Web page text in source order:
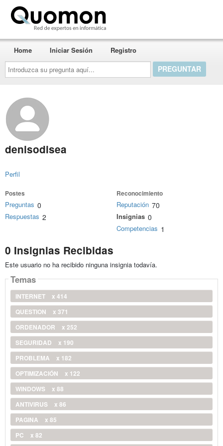
Introduzca
su
pregunta
aquí...
Home Iniciar Sesión Registro
denisodisea
Perfil
Postes
Preguntas 0
Respuestas 2
Reconocimiento
Reputación 70
Insignias 0
Competencias 1
0 Insignias Recibidas
Este usuario no ha recibido ninguna insignia todavía.
Temas
INTERNET
x 414
QUESTION
x 371
ORDENADOR
x 252
SEGURIDAD
x 190
PROBLEMA
x 182
OPTIMIZACIÓN
x 122
WINDOWS
x 88
ANTIVIRUS
x 86
PAGINA
x 85
PC
x 82